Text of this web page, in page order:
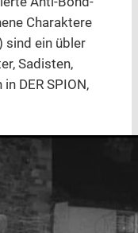
Charaktere
sind ein übler
Sadisten,
DER SPION,